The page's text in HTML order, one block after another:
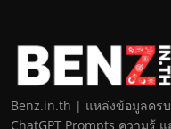
Benz.in.th | แหล่งข้อมูลคร
ChatGPT Prompts ความรู้